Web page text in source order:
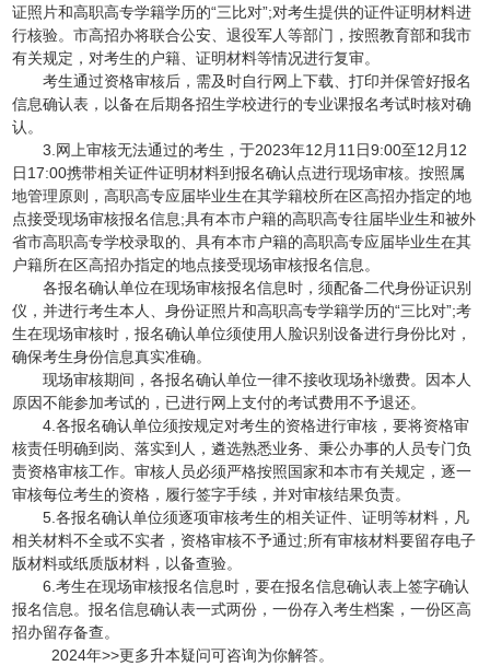
证照片和高职高专学籍学历的“三比对”;对考生提供的证件证明材料进
行核验。市高招办将联合公安、退役军人等部门，按照教育部和我市
有关规定，对考生的户籍、证明材料等情况进行复审。
考生通过资格审核后，需及时自行网上下载、打印并保管好报名
信息确认表，以备在后期各招生学校进行的专业课报名考试时核对确
认。
3.网上审核无法通过的考生，于2023年12月11日9:00至12月12
日17:00携带相关证件证明材料到报名确认点进行现场审核。按照属
地管理原则，高职高专应届毕业生在其学籍校所在区高招办指定的地
点接受现场审核报名信息;具有本市户籍的高职高专往届毕业生和被外
省市高职高专学校录取的、具有本市户籍的高职高专应届毕业生在其
户籍所在区高招办指定的地点接受现场审核报名信息。
各报名确认单位在现场审核报名信息时，须配备二代身份证识别
仪，并进行考生本人、身份证照片和高职高专学籍学历的“三比对”;考
生在现场审核时，报名确认单位须使用人脸识别设备进行身份比对，
确保考生身份信息真实准确。
现场审核期间，各报名确认单位一律不接收现场补缴费。因本人
原因不能参加考试的，已进行网上支付的考试费用不予退还。
4.各报名确认单位须按规定对考生的资格进行审核，要将资格审
核责任明确到岗、落实到人，遴选熟悉业务、秉公办事的人员专门负
责资格审核工作。审核人员必须严格按照国家和本市有关规定，逐一
审核每位考生的资格，履行签字手续，并对审核结果负责。
5.各报名确认单位须逐项审核考生的相关证件、证明等材料，凡
相关材料不全或不实者，资格审核不予通过;所有审核材料要留存电子
版材料或纸质版材料，以备查验。
6.考生在现场审核报名信息时，要在报名信息确认表上签字确认
报名信息。报名信息确认表一式两份，一份存入考生档案，一份区高
招办留存备查。
2024年>>更多升本疑问可咨询为你解答。